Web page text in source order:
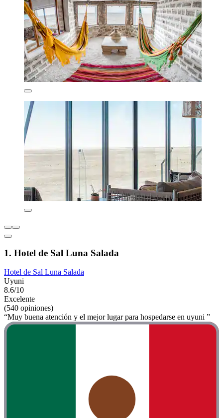
1. Hotel de Sal Luna Salada
Hotel de Sal Luna Salada
Uyuni
8.6/10
Excelente
(540 opiniones)
“Muy buena atención y el mejor lugar para hospedarse en uyuni ”